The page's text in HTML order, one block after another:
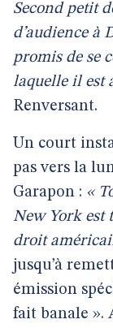
Second petit
d’audience à
promis de se
laquelle il est
Renversant.
Un court
pas vers la
Garapon : «
New York est
droit
jusqu’à
émission
fait banale ».